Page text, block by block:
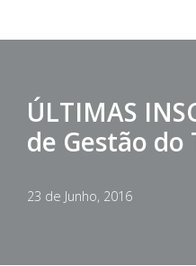
conteúdo
ÚLTIMAS
de Gestão do
23 de Junho, 2016